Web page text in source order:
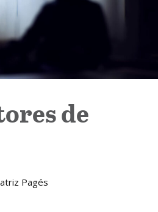
de
Pagés